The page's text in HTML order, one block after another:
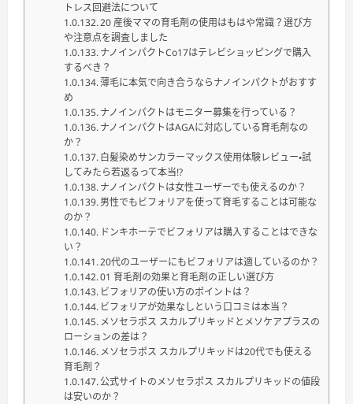
トレス回避法について
20 産後ママの育毛剤の使用はもはや常識？選び方
や注意点を調査しました
ナノインパクトCo17はテレビショッピングで購入
するべき？
薄毛に本気で向き合うならナノインパクトがおすす
め
ナノインパクトはモニター募集を行っている？
ナノインパクトはAGAに対応している育毛剤なの
か？
白髪染めサンカラーマックス使用体験レビュー・試
してみたら若返るって本当⁉
ナノインパクトは女性ユーザーでも使えるのか？
男性でもビフォリアを使って育毛することは可能な
のか？
ドンキホーテでビフォリアは購入することはできな
い？
20代のユーザーにもビフォリアは適しているのか？
01 育毛剤の効果と育毛剤の正しい選び方
ビフォリアの使い方のポイントは？
ビフォリアが効果なしという口コミは本当？
メソセラポス スカルプリキッドとメソケアプラスの
ローションの差は？
メソセラポス スカルプリキッドは20代でも使える
育毛剤？
公式サイトのメソセラポス スカルプリキッドの値段
は安いのか？